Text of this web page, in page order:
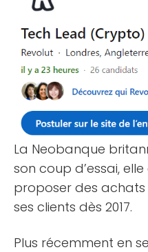
La Neobanque
son coup d’essai,
proposer des
ses clients dès 2017.
Plus récemment en